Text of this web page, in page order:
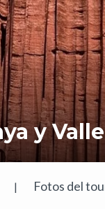
y
| Fotos del